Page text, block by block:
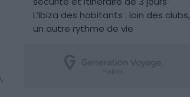
L’Ibiza des habitants : loin des clubs,
un autre rythme de vie